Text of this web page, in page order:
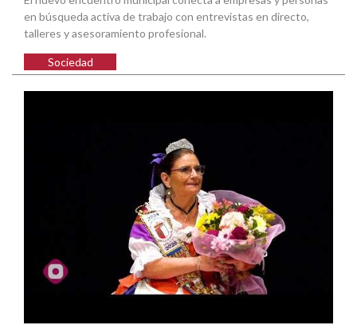
en búsqueda activa de trabajo con entrevistas en directo,
talleres y asesoramiento profesional.
Sociedad